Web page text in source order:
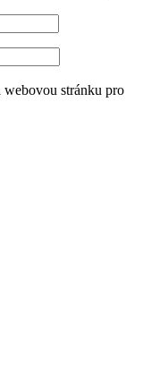
stránku pro